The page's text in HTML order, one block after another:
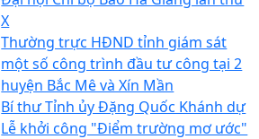
X
Thường trực HĐND tỉnh giám sát
một số công trình đầu tư công tại 2
huyện Bắc Mê và Xín Mần
Bí thư Tỉnh ủy Đặng Quốc Khánh dự
Lễ khởi công "Điểm trường mơ ước"